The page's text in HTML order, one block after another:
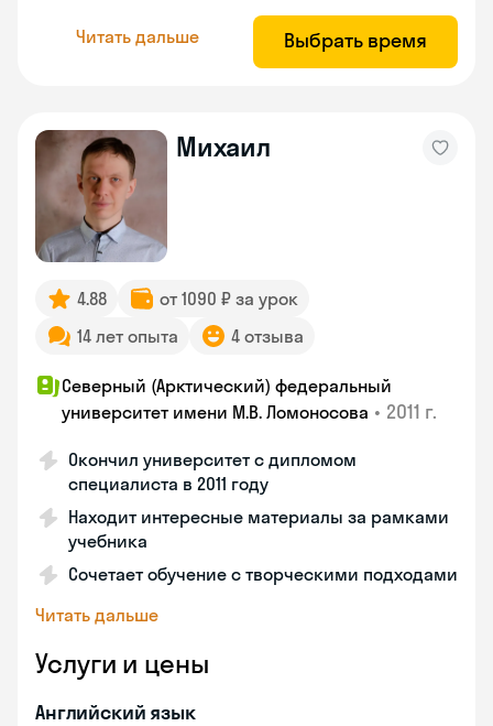
Читать дальше Выбрать время
Михаил
4.88
от 1090 ₽ за урок
14 лет опыта
4 отзыва
Северный (Арктический) федеральный
университет имени М.В. Ломоносова • 2011 г.
Окончил университет с дипломом
специалиста в 2011 году
Находит интересные материалы за рамками
учебника
Сочетает обучение с творческими подходами
Читать дальше
Услуги и цены
Английский язык